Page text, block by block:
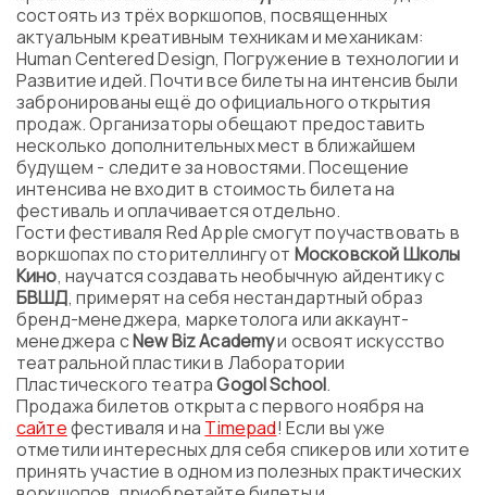
состоять из трёх воркшопов, посвященных
актуальным креативным техникам и механикам:
Human Centered Design, Погружение в технологии и
Развитие идей. Почти все билеты на интенсив были
забронированы ещё до официального открытия
продаж. Организаторы обещают предоставить
несколько дополнительных мест в ближайшем
будущем - следите за новостями. Посещение
интенсива не входит в стоимость билета на
фестиваль и оплачивается отдельно.
Гости фестиваля Red Apple смогут поучаствовать в
воркшопах по сторителлингу от Московской Школы
Кино, научатся создавать необычную айдентику с
БВШД, примерят на себя нестандартный образ
бренд-менеджера, маркетолога или аккаунт-
менеджера сNew Biz Academyи освоят искусство
театральной пластики в Лаборатории
Пластического театраGogol School.
Продажа билетов открыта с первого ноября на
сайтефестиваля и на Timepad! Если вы уже
отметили интересных для себя спикеров или хотите
принять участие в одном из полезных практических